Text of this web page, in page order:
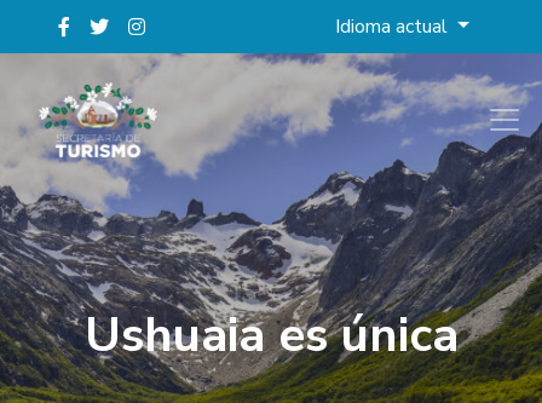
Idioma actual
Ushuaia es única